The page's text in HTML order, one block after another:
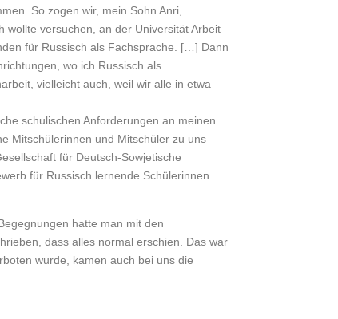
So zogen wir, mein Sohn Anri,
wollte versuchen, an der Universität Arbeit
für Russisch als Fachsprache. […] Dann
wo ich Russisch als
vielleicht auch, weil wir alle in etwa
schulischen Anforderungen an meinen
Mitschülerinnen und Mitschüler zu uns
für Deutsch-Sowjetische
für Russisch lernende Schülerinnen
hatte man mit den
dass alles normal erschien. Das war
wurde, kamen auch bei uns die